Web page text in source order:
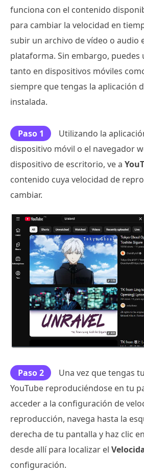
funciona con el contenido
para cambiar la velocidad en
subir un archivo de vídeo o audio
plataforma. Sin embargo, puedes
tanto en dispositivos móviles
siempre que tengas la aplicación
instalada.
Paso 1
Utilizando la
dispositivo móvil o el navegador
dispositivo de escritorio, ve a
contenido cuya velocidad de
cambiar.
Paso 2
Una vez que tengas
YouTube reproduciéndose en tu
acceder a la configuración de
reproducción, navega hasta la
derecha de tu pantalla y haz clic
desde allí para localizar el
configuración.